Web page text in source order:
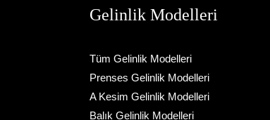
Gelinlik Modelleri
Tüm Gelinlik Modelleri
Prenses Gelinlik Modelleri
A Kesim Gelinlik Modelleri
Balık Gelinlik Modelleri